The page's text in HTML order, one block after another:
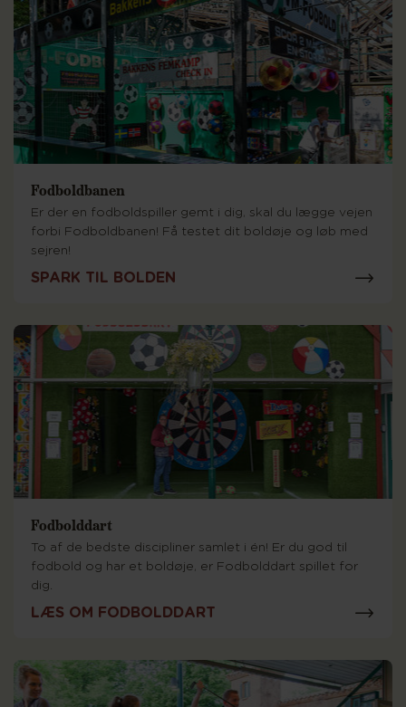
Fodboldbanen
Er der en fodboldspiller gemt i dig, skal du lægge vejen
forbi Fodboldbanen! Få testet dit boldøje og løb med
sejren!
SPARK TIL BOLDEN
Fodbolddart
To af de bedste discipliner samlet i én! Er du god til
fodbold og har et boldøje, er Fodbolddart spillet for
dig.
LÆS OM FODBOLDDART